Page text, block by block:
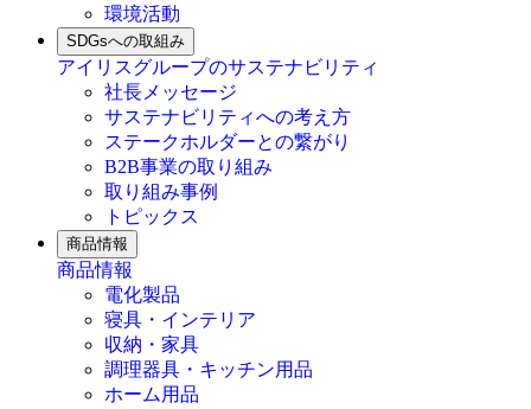
環境活動
SDGsへの取組み
アイリスグループのサステナビリティ
社長メッセージ
サステナビリティへの考え方
ステークホルダーとの繋がり
B2B事業の取り組み
取り組み事例
トピックス
商品情報
商品情報
電化製品
寝具・インテリア
収納・家具
調理器具・キッチン用品
ホーム用品